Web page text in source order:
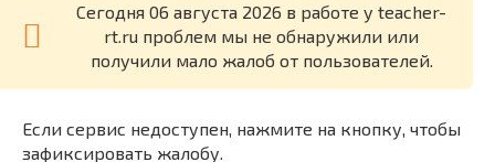
Cегодня 06 августа 2026 в работе у teacher-
rt.ru проблем мы не обнаружили или
получили мало жалоб от пользователей.
Если сервис недоступен, нажмите на кнопку, чтобы
зафиксировать жалобу.